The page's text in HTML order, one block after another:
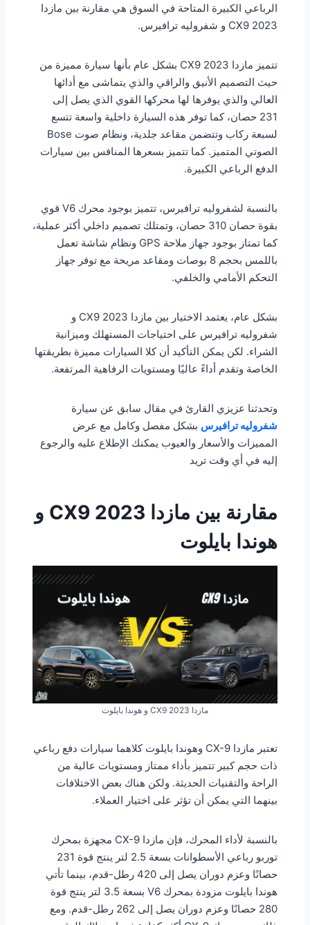
الرباعي الكبيرة المتاحة في السوق هي مقارنة بين مازدا
CX9 2023 و شفروليه ترافيرس.
تتميز مازدا CX9 2023 بشكل عام بأنها سيارة مميزة من
حيث التصميم الأنيق والراقي والذي يتماشى مع أدائها
العالي والذي يوفرها لها محركها القوي الذي يصل إلى
231 حصان، كما توفر هذه السيارة داخلية واسعة تتسع
لسبعة ركاب وتتضمن مقاعد جلدية، ونظام صوت Bose
الصوتي المتميز. كما تتميز بسعرها المنافس بين سيارات
الدفع الرباعي الكبيرة.
بالنسبة لشفروليه ترافيرس، تتميز بوجود محرك V6 قوي
بقوة حصان 310 حصان، وتمتلك تصميم داخلي أكثر عملية،
كما تمتاز بوجود جهاز ملاحة GPS ونظام شاشة تعمل
باللمس بحجم 8 بوصات ومقاعد مريحة مع توفر جهاز
التحكم الأمامي والخلفي.
بشكل عام، يعتمد الاختيار بين مازدا CX9 2023 و
شفروليه ترافيرس على احتياجات المستهلك وميزانية
الشراء. لكن يمكن التأكيد أن كلا السيارات مميزة بطريقتها
الخاصة وتقدم أداءً عاليًا ومستويات الرفاهية المرتفعة.
وتحدثنا عزيزي القارئ في مقال سابق عن سيارة
شفروليه ترافيرس بشكل مفصل وكامل مع عرض
المميزات والأسعار والعيوب يمكنك الإطلاع عليه والرجوع
إليه في أي وقت تريد
مقارنة بين مازدا CX9 2023 و
هوندا بايلوت
مازدا CX9 2023 و هوندا بايلوت
تعتبر مازدا CX-9 وهوندا بايلوت كلاهما سيارات دفع رباعي
ذات حجم كبير تتميز بأداء ممتاز ومستويات عالية من
الراحة والتقنيات الحديثة. ولكن هناك بعض الاختلافات
بينهما التي يمكن أن تؤثر على اختيار العملاء.
بالنسبة لأداء المحرك، فإن مازدا CX-9 مجهزة بمحرك
توربو رباعي الأسطوانات بسعة 2.5 لتر ينتج قوة 231
حصانًا وعزم دوران يصل إلى 420 رطل-قدم، بينما تأتي
هوندا بايلوت مزودة بمحرك V6 بسعة 3.5 لتر ينتج قوة
280 حصانًا وعزم دوران يصل إلى 262 رطل-قدم. ومع